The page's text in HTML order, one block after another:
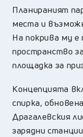
Планираният
места и
На покрива му е
пространство
площадка за
Концепцията
спирка,
Драгалевския
зарядни